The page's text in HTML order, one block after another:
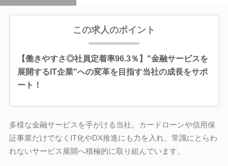
この求人のポイント
【働きやすさ◎社員定着率96.3％】"金融サービスを
展開するIT企業"への変革を目指す当社の成長をサポ
ート！
多様な金融サービスを手がける当社。カードローンや信用保
証事業だけでなくIT化やDX推進にも力を入れ、常識にとらわ
れないサービス展開へ積極的に取り組んでいます。